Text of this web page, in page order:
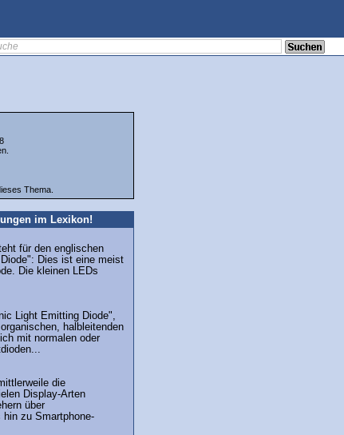
Thema.
im Lexikon!
für den englischen
Dies ist eine meist
Die kleinen LEDs
Light Emitting Diode",
halbleitenden
mit normalen oder
die
Display-Arten
über
hin zu Smartphone-